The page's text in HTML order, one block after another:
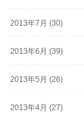
2013年7月 (30)
2013年6月 (39)
2013年5月 (26)
2013年4月 (27)